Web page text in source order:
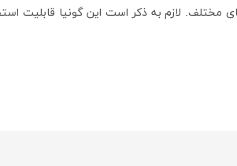
مختلف. لازم به ذکر است این گونیا قابلیت